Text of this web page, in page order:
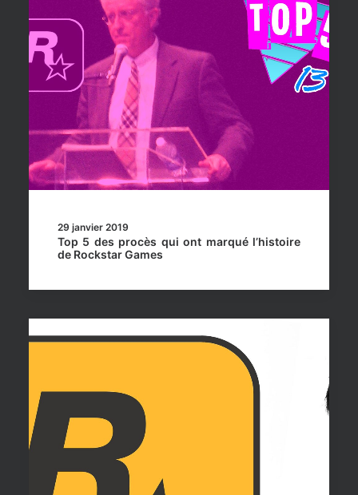
29 janvier 2019
Top 5 des procès qui ont marqué l’histoire
de Rockstar Games